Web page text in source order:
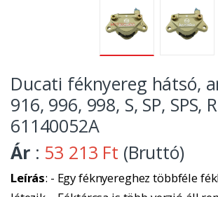
Ducati féknyereg hátsó,
916, 996, 998, S, SP, SPS,
61140052A
Ár : 53 213 Ft (Bruttó)
Leírás: - Egy féknyereghez többféle